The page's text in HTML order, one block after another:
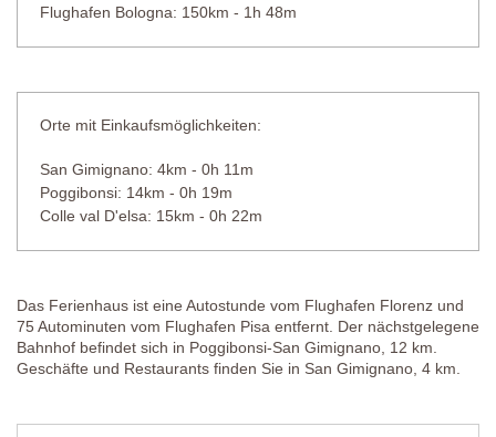
Flughafen Bologna: 150km - 1h 48m
Orte mit Einkaufsmöglichkeiten:
San Gimignano: 4km - 0h 11m
Poggibonsi: 14km - 0h 19m
Colle val D'elsa: 15km - 0h 22m
Das Ferienhaus ist eine Autostunde vom Flughafen Florenz und
75 Autominuten vom Flughafen Pisa entfernt. Der nächstgelegene
Bahnhof befindet sich in Poggibonsi-San Gimignano, 12 km.
Geschäfte und Restaurants finden Sie in San Gimignano, 4 km.